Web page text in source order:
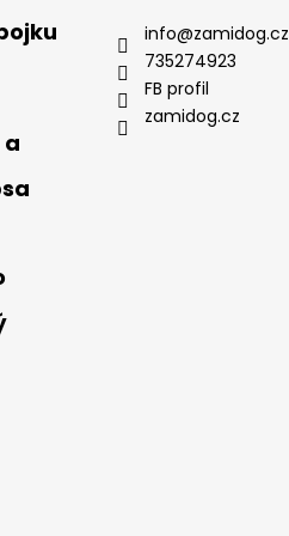
a
info@zamidog.cz
735274923
FB profil
zamidog.cz